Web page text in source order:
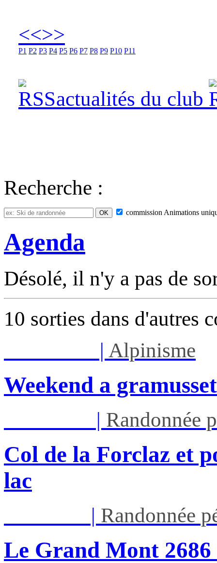
<<>>
P1 P2 P3 P4 P5 P6 P7 P8 P9 P10 P11
actualités du club
Recherche :
commission Animations
Agenda
Désolé, il n'y a pas de
10 sorties dans d'autres
| Alpinisme
Weekend a gramusset
| Randonnée
Col de la Forclaz et
lac
| Randonnée
Le Grand Mont